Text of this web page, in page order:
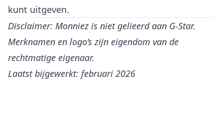
kunt uitgeven.
Disclaimer: Monniez is niet gelieerd aan G-Star.
Merknamen en logo’s zijn eigendom van de
rechtmatige eigenaar.
Laatst bijgewerkt: februari 2026